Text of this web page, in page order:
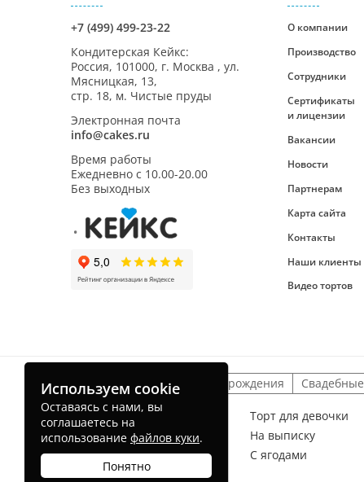
+7 (499) 499-23-22
Кондитерская Кейкс:
Россия, 101000, г. Москва , ул.
Мясницкая, 13,
стр. 18, м. Чистые пруды
Электронная почта
info@cakes.ru
Время работы
Ежедневно с 10.00-20.00
Без выходных
О компании
Производство
Сотрудники
Сертификаты
и лицензии
Вакансии
Новости
Партнерам
Карта сайта
Контакты
Наши клиенты
Видео тортов
Детские торты На день рождения Свадебные
Торт для мальчика Торт для девочки
На рождение ребенка
На выписку
Без мастики
С ягодами
Торт радуга
Используем cookie
Оставаясь с нами, вы
соглашаетесь на
использование файлов куки.
Понятно